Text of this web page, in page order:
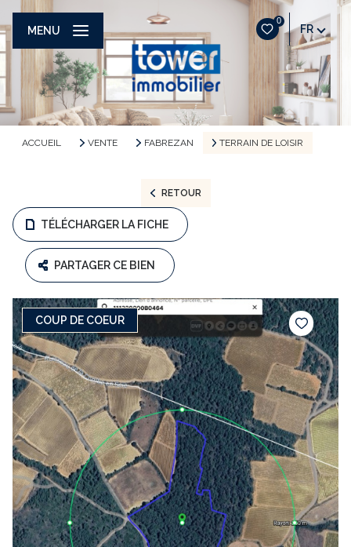
0
FR
MENU
ACCUEIL VENTE FABREZAN TERRAIN DE LOISIR
RETOUR
TÉLÉCHARGER LA FICHE
PARTAGER CE BIEN
COUP DE COEUR